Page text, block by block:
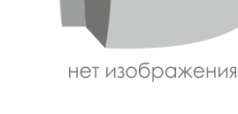
Стоматология